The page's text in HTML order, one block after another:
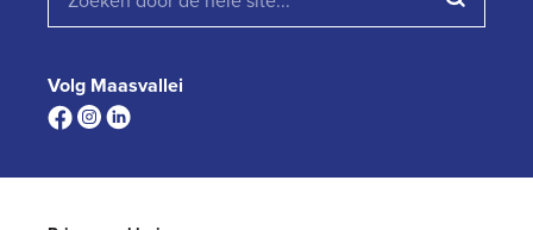
Volg Maasvallei